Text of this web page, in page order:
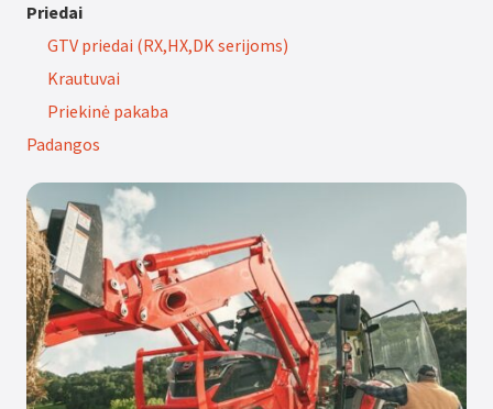
Priedai
GTV priedai (RX,HX,DK serijoms)
Krautuvai
Priekinė pakaba
Padangos